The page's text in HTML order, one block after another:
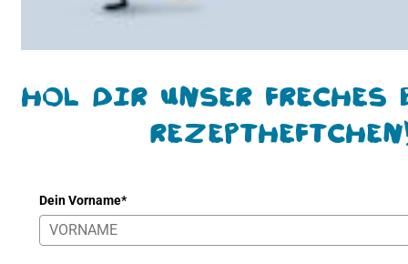
Hol Dir unser freches
Dein Vorname*